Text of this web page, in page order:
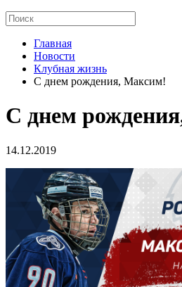
Главная
Новости
Клубная жизнь
С днем рождения, Максим!
С днем
14.12.2019